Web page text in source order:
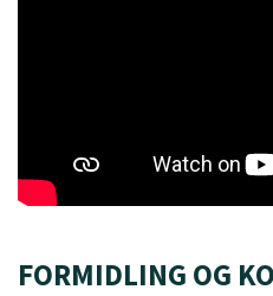
FORMIDLING OG